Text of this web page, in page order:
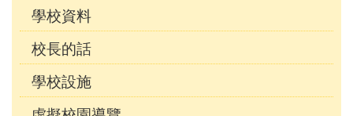
學校資料
校長的話
學校設施